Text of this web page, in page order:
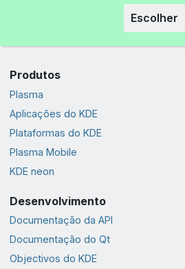
Escolher
Produtos
Plasma
Aplicações do KDE
Plataformas do KDE
Plasma Mobile
KDE neon
Desenvolvimento
Documentação da API
Documentação do Qt
Objectivos do KDE